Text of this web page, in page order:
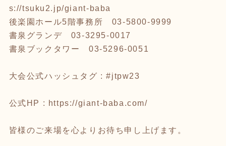
s://tsuku2.jp/giant-baba
後楽園ホール5階事務所 03-5800-9999
書泉グランデ 03-3295-0017
書泉ブックタワー 03-5296-0051
大会公式ハッシュタグ : #jtpw23
公式HP : https://giant-baba.com/
皆様のご来場を心よりお待ち申し上げます。